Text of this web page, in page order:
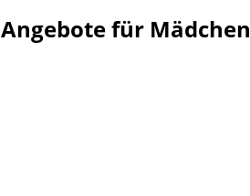
Angebote für Mädchen